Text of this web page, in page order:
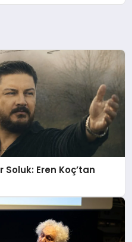
Soluk: Eren Koç’tan